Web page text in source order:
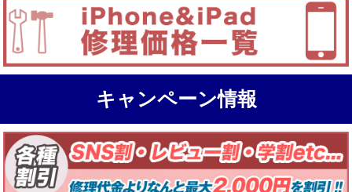
キャンペーン情報